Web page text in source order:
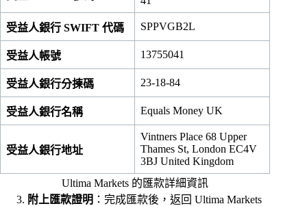
受益人銀行 SWIFT 代碼 SPPVGB2L
受益人帳號 13755041
受益人銀行分揀碼 23-18-84
受益人銀行名稱 Equals Money UK
受益人銀行地址
Vintners Place 68 Upper
Thames St, London EC4V
3BJ United Kingdom
Ultima Markets 的匯款詳細資訊
附上匯款證明 ：完成匯款後，返回 Ultima Markets